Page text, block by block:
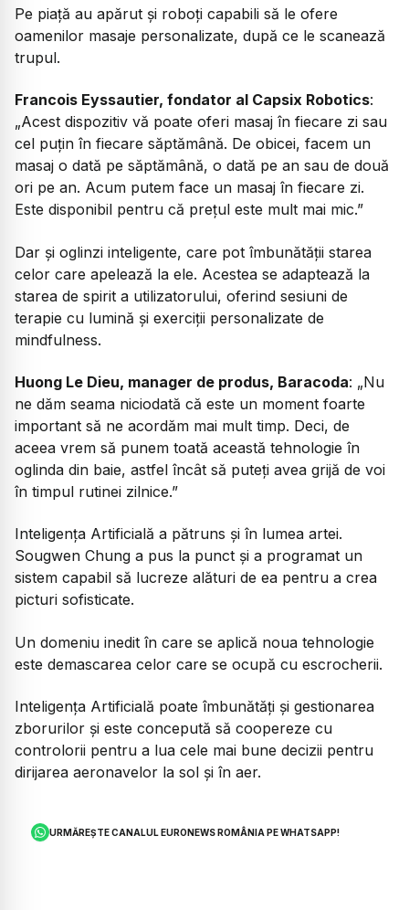
Pe piață au apărut și roboți capabili să le ofere
oamenilor masaje personalizate, după ce le scanează
trupul.
Francois Eyssautier, fondator al Capsix Robotics:
„Acest dispozitiv vă poate oferi masaj în fiecare zi sau
cel puțin în fiecare săptămână. De obicei, facem un
masaj o dată pe săptămână, o dată pe an sau de două
ori pe an. Acum putem face un masaj în fiecare zi.
Este disponibil pentru că prețul este mult mai mic.”
Dar și oglinzi inteligente, care pot îmbunătății starea
celor care apelează la ele. Acestea se adaptează la
starea de spirit a utilizatorului, oferind sesiuni de
terapie cu lumină și exerciții personalizate de
mindfulness.
Huong Le Dieu, manager de produs, Baracoda: „Nu
ne dăm seama niciodată că este un moment foarte
important să ne acordăm mai mult timp. Deci, de
aceea vrem să punem toată această tehnologie în
oglinda din baie, astfel încât să puteți avea grijă de voi
în timpul rutinei zilnice.”
Inteligența Artificială a pătruns și în lumea artei.
Sougwen Chung a pus la punct și a programat un
sistem capabil să lucreze alături de ea pentru a crea
picturi sofisticate.
Un domeniu inedit în care se aplică noua tehnologie
este demascarea celor care se ocupă cu escrocherii.
Inteligența Artificială poate îmbunătăți și gestionarea
zborurilor și este concepută să coopereze cu
controlorii pentru a lua cele mai bune decizii pentru
dirijarea aeronavelor la sol și în aer.
URMĂREȘTE CANALUL EURONEWS ROMÂNIA PE WHATSAPP!